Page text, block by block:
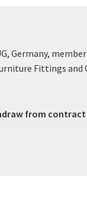
Germany,
Fittings and
from contract